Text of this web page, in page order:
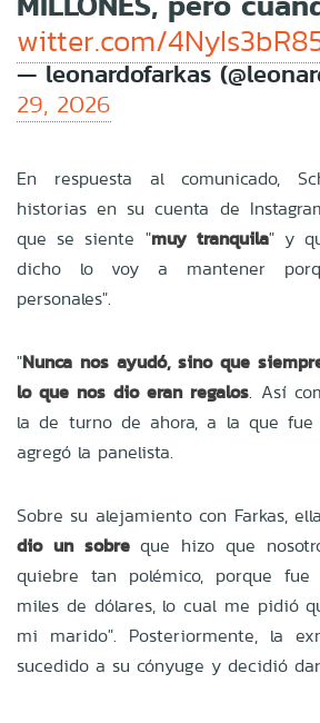
witter.com/
— leonardofarkas
29, 2026
En respuesta al comunicado,
historias en su cuenta de
que se siente "muy tranquila" y
dicho lo voy a mantener
personales".
"Nunca nos ayudó, sino que
lo que nos dio eran regalos. Así
la de turno de ahora, a la que
agregó la panelista.
Sobre su alejamiento con Farkas,
dio un sobreque hizo que
quiebre tan polémico, porque
miles de dólares, lo cual me pidió
mi marido". Posteriormente, la
sucedido a su cónyuge y decidió